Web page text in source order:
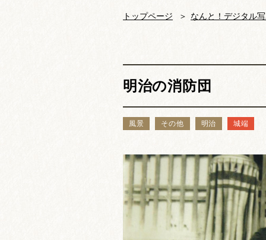
トップページ なんと！デジタル
明治の消防団
風景 その他 明治 城端